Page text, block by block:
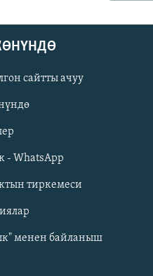
сайтты ачуу
- WhatsApp
тиркемеси
менен байланыш